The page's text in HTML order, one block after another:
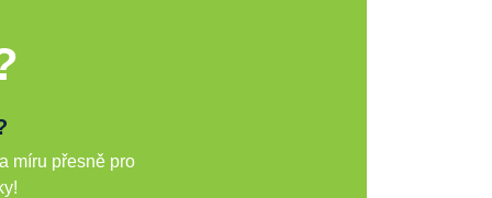
míru přesně pro